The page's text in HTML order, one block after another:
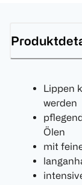
Lippen
werden
Ölen
mit